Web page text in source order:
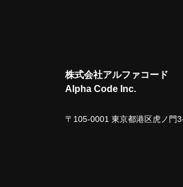
株式会社アルファコード
Alpha Code Inc.
〒105-0001 東京都港区虎ノ門